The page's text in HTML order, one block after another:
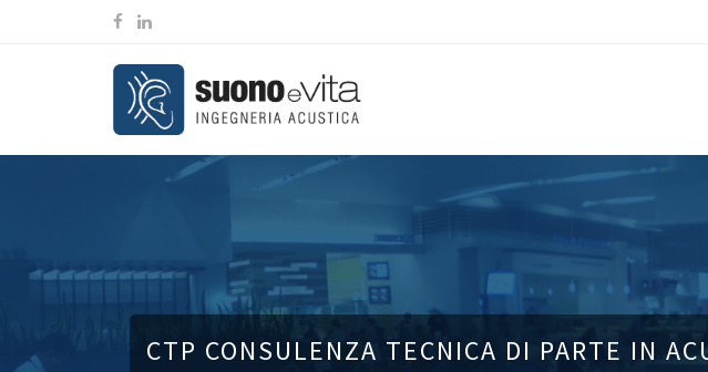
CTP CONSULENZA TECNICA DI PARTE IN